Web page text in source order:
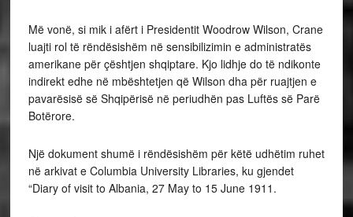
Më vonë, si mik i afërt i Presidentit Woodrow Wilson, Crane
luajti rol të rëndësishëm në sensibilizimin e administratës
amerikane për çështjen shqiptare. Kjo lidhje do të ndikonte
indirekt edhe në mbështetjen që Wilson dha për ruajtjen e
pavarësisë së Shqipërisë në periudhën pas Luftës së Parë
Botërore.
Një dokument shumë i rëndësishëm për këtë udhëtim ruhet
në arkivat e Columbia University Libraries, ku gjendet
“Diary of visit to Albania, 27 May to 15 June 1911.